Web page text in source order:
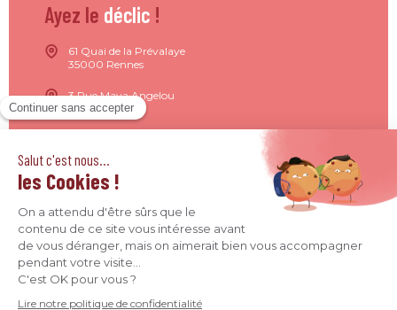
Ayez le déclic !
61 Quai de la Prévalaye
35000 Rennes
3 Rue Maya Angelou
44200 Nantes
4 Quai Jean Moulin
09 71 37 26 34
contact@agence-declic.fr